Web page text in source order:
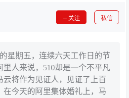
关注 私信
星期五，连续六天工作日的节
里人来说，510却是一个不平凡
云将作为见证人，见证了上百
在今天的阿里集体婚礼上，马